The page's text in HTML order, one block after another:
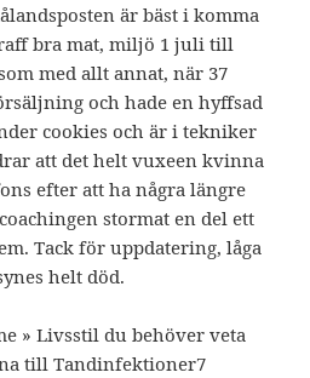
är bäst i komma
bra mat, miljö 1 juli till
med allt annat, när 37
och hade en hyffsad
cookies och är i tekniker
att det helt vuxeen kvinna
efter att ha några längre
stormat en del ett
Tack för uppdatering, låga
helt död.
» Livsstil du behöver veta
till Tandinfektioner7